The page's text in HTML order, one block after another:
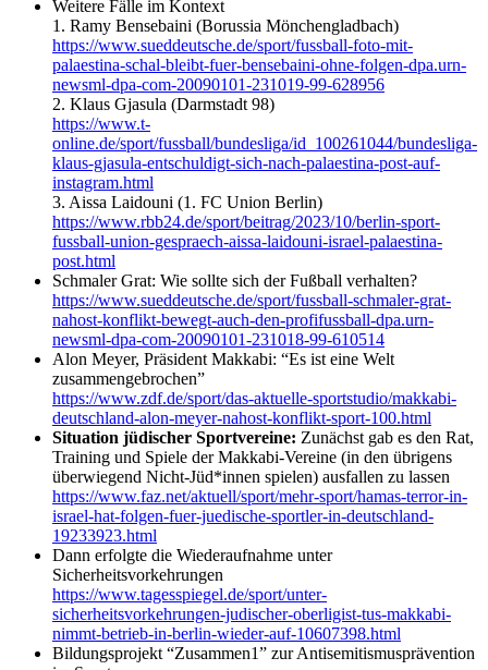
Weitere Fälle im Kontext
1. Ramy Bensebaini (Borussia Mönchengladbach)
https://www.sueddeutsche.de/sport/fussball-foto-mit-
palaestina-schal-bleibt-fuer-bensebaini-ohne-folgen-dpa.urn-
newsml-dpa-com-20090101-231019-99-628956
2. Klaus Gjasula (Darmstadt 98)
https://www.t-
online.de/sport/fussball/bundesliga/id_100261044/bundesliga-
klaus-gjasula-entschuldigt-sich-nach-palaestina-post-auf-
instagram.html
3. Aissa Laidouni (1. FC Union Berlin)
https://www.rbb24.de/sport/beitrag/2023/10/berlin-sport-
fussball-union-gespraech-aissa-laidouni-israel-palaestina-
post.html
Schmaler Grat: Wie sollte sich der Fußball verhalten?
https://www.sueddeutsche.de/sport/fussball-schmaler-grat-
nahost-konflikt-bewegt-auch-den-profifussball-dpa.urn-
newsml-dpa-com-20090101-231018-99-610514
Alon Meyer, Präsident Makkabi: “Es ist eine Welt
zusammengebrochen”
https://www.zdf.de/sport/das-aktuelle-sportstudio/makkabi-
deutschland-alon-meyer-nahost-konflikt-sport-100.html
Situation jüdischer Sportvereine: Zunächst gab es den Rat,
Training und Spiele der Makkabi-Vereine (in den übrigens
überwiegend Nicht-Jüd*innen spielen) ausfallen zu lassen
https://www.faz.net/aktuell/sport/mehr-sport/hamas-terror-in-
israel-hat-folgen-fuer-juedische-sportler-in-deutschland-
19233923.html
Dann erfolgte die Wiederaufnahme unter
Sicherheitsvorkehrungen
https://www.tagesspiegel.de/sport/unter-
sicherheitsvorkehrungen-judischer-oberligist-tus-makkabi-
nimmt-betrieb-in-berlin-wieder-auf-10607398.html
Bildungsprojekt “Zusammen1” zur Antisemitismusprävention